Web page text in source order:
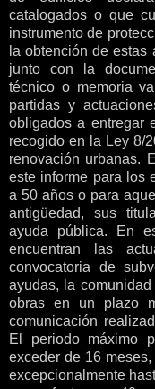
catalogados o que
instrumento de
la obtención de estas
junto con la
técnico o memoria
partidas y
obligados a entregar
recogido en la Ley 8/
renovación urbanas.
este informe para los
a 50 años o para
antigüedad, sus
ayuda pública. En
encuentran las
convocatoria de
ayudas, la
obras en un plazo
comunicación
El periodo máximo
exceder de 16
excepcionalmente